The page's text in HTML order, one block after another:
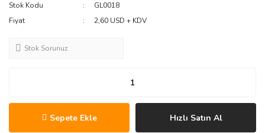
Stok Kodu
GL0018
Fiyat
2,60 USD + KDV
Stok Sorunuz
Sepete Ekle Hızlı Satın Al